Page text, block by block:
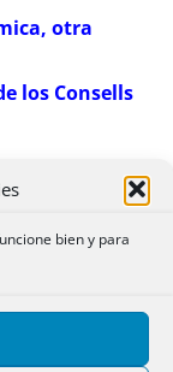
bien y para
otra
los Consells
toponímica, la
porque
Autónoma -
excepción de
los poderes